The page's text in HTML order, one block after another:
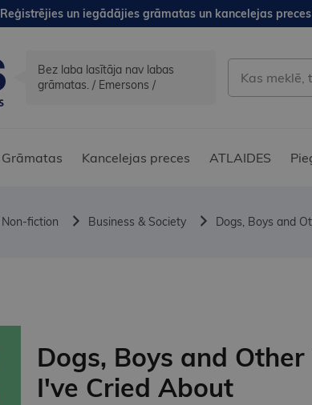
Reģistrējies un iegādājies grāmatas un kancelejas
Bez laba lasītāja nav labas
grāmatas. / Emersons /
Grāmatas Kancelejas preces ATLAIDES
Non-fiction Business & Society Dogs, Boys and
Dogs, Boys and
I've Cried About